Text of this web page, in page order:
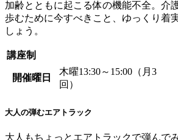
加齢とともに起こる体の機能不全。介
歩むために今すべきこと、ゆっくり着
しょう。
講座制
開催曜日
木曜13:30～15:00（月3
回）
大人の弾むエアトラック
大人もちょっとエアトラックで弾んで